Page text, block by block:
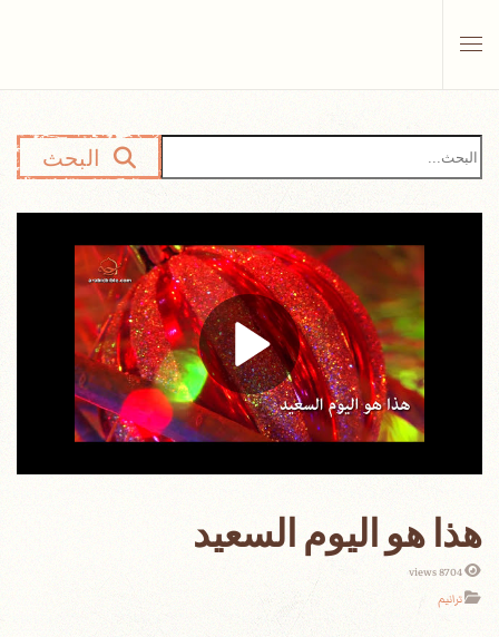
البحث
هذا هو اليوم السعيد
8704 views
ترانيم